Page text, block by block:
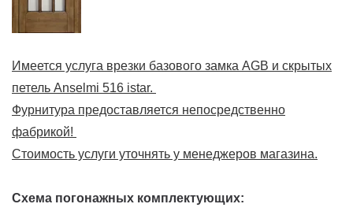
Имеется услуга врезки базового замка AGB и скрытых
петель Anselmi 516 istar.
Фурнитура предоставляется непосредственно
фабрикой!
Стоимость услуги уточнять у менеджеров магазина.
Схема погонажных комплектующих: